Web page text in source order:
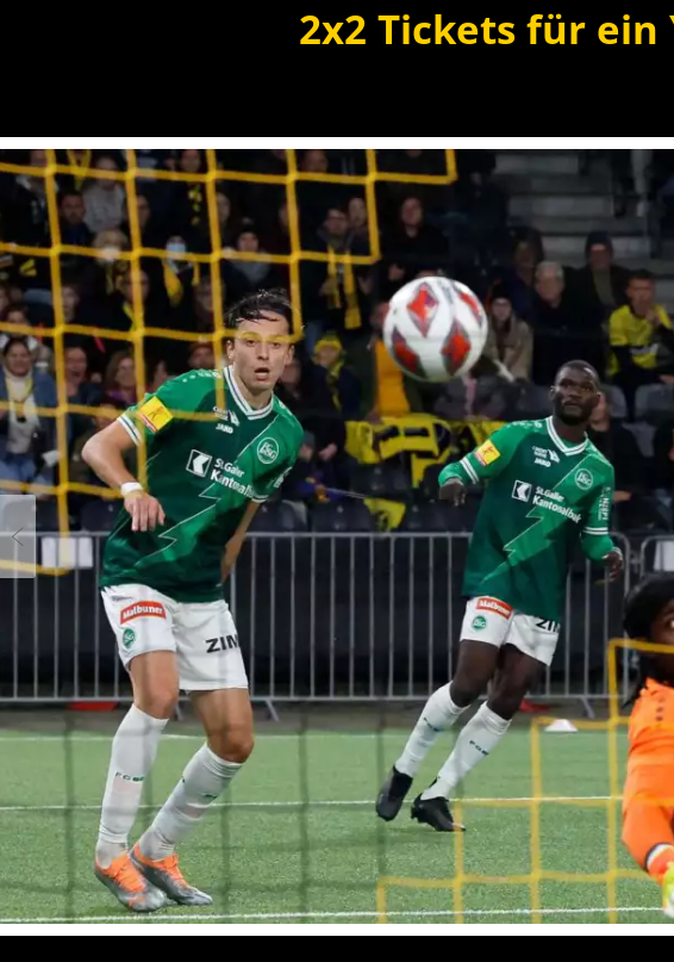
2x2 Tickets für ein